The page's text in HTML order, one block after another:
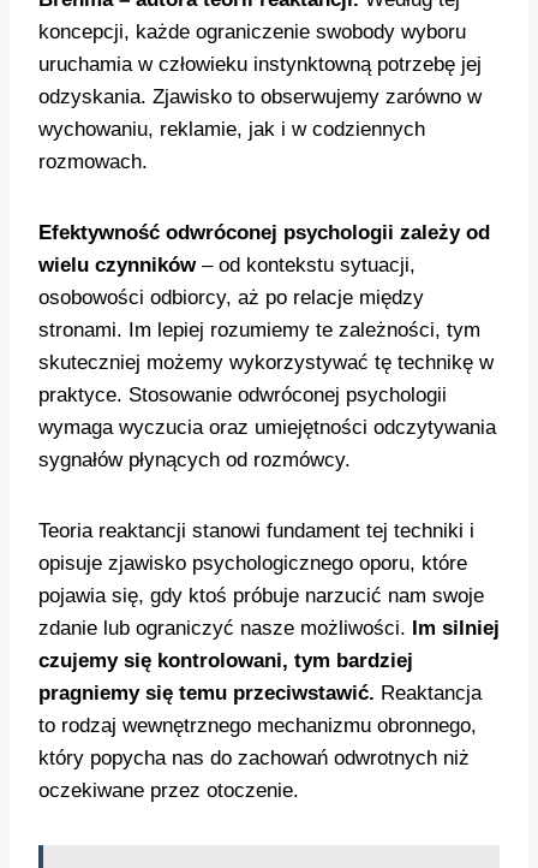
koncepcji, każde ograniczenie swobody wyboru
uruchamia w człowieku instynktowną potrzebę jej
odzyskania. Zjawisko to obserwujemy zarówno w
wychowaniu, reklamie, jak i w codziennych
rozmowach.
Efektywność odwróconej psychologii zależy od
wielu czynników– od kontekstu sytuacji,
osobowości odbiorcy, aż po relacje między
stronami. Im lepiej rozumiemy te zależności, tym
skuteczniej możemy wykorzystywać tę technikę w
praktyce. Stosowanie odwróconej psychologii
wymaga wyczucia oraz umiejętności odczytywania
sygnałów płynących od rozmówcy.
Teoria reaktancji stanowi fundament tej techniki i
opisuje zjawisko psychologicznego oporu, które
pojawia się, gdy ktoś próbuje narzucić nam swoje
zdanie lub ograniczyć nasze możliwości. Im silniej
czujemy się kontrolowani, tym bardziej
pragniemy się temu przeciwstawić. Reaktancja
to rodzaj wewnętrznego mechanizmu obronnego,
który popycha nas do zachowań odwrotnych niż
oczekiwane przez otoczenie.